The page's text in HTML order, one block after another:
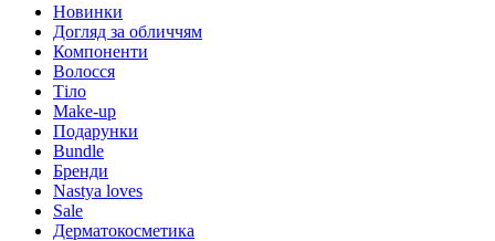
Новинки
Догляд за обличчям
Компоненти
Волосся
Тіло
Make-up
Подарунки
Bundle
Бренди
Nastya loves
Sale
Дерматокосметика